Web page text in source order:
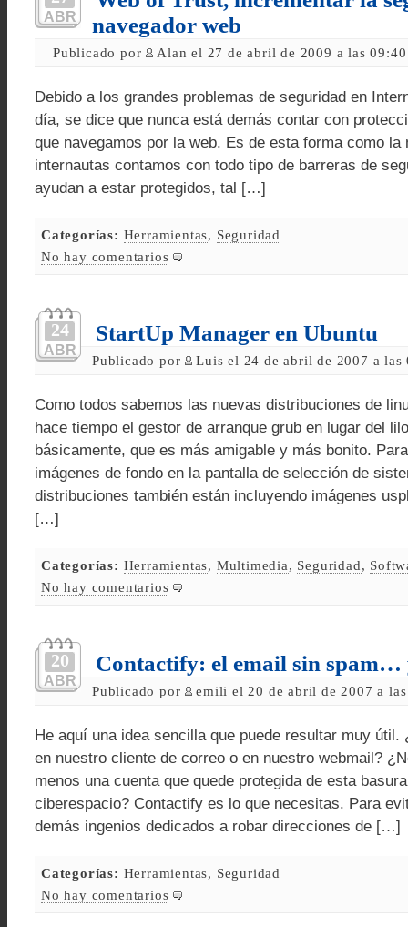
ABR
navegador web
Publicado por Alan el 27 de abril de 2009 a las
Debido a los grandes problemas de seguridad en
día, se dice que nunca está demás contar con
que navegamos por la web. Es de esta forma como la
internautas contamos con todo tipo de barreras de
ayudan a estar protegidos, tal […]
Categorías: Herramientas, Seguridad
No hay comentarios
24
ABR
StartUp Manager en Ubuntu
Publicado por Luis el 24 de abril de 2007 a las
Como todos sabemos las nuevas distribuciones de
hace tiempo el gestor de arranque grub en lugar del
básicamente, que es más amigable y más bonito.
imágenes de fondo en la pantalla de selección de
distribuciones también están incluyendo imágenes
[…]
Categorías: Herramientas, Multimedia, Seguridad,
No hay comentarios
20
ABR
Contactify: el email sin spam…
Publicado por emili el 20 de abril de 2007 a
He aquí una idea sencilla que puede resultar muy útil.
en nuestro cliente de correo o en nuestro webmail?
menos una cuenta que quede protegida de esta
ciberespacio? Contactify es lo que necesitas. Para
demás ingenios dedicados a robar direcciones de […]
Categorías: Herramientas, Seguridad
No hay comentarios